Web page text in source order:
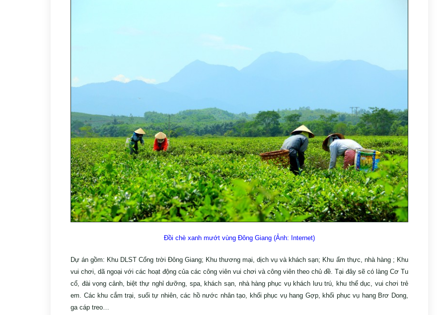
Đồi chè xanh mướt vùng Đông Giang (Ảnh: Internet)
Dự án gồm: Khu DLST Cổng trời Đông Giang; Khu thương mại, dịch vụ và khách sạn; Khu ẩm thực, nhà hàng ; Khu
vui chơi, dã ngoại với các hoạt động của các công viên vui chơi và công viên theo chủ đề. Tại đây sẽ có làng Cơ Tu
cổ, đài vọng cảnh, biệt thự nghỉ dưỡng, spa, khách sạn, nhà hàng phục vụ khách lưu trú, khu thể dục, vui chơi trẻ
em. Các khu cắm trại, suối tự nhiên, các hồ nước nhân tạo, khối phục vụ hang Gợp, khối phục vụ hang Brơ Dong,
ga cáp treo…